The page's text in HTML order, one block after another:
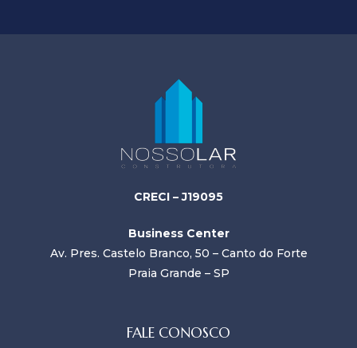
CRECI – J19095
Business Center
Av. Pres. Castelo Branco, 50 – Canto do Forte
Praia Grande – SP
FALE CONOSCO